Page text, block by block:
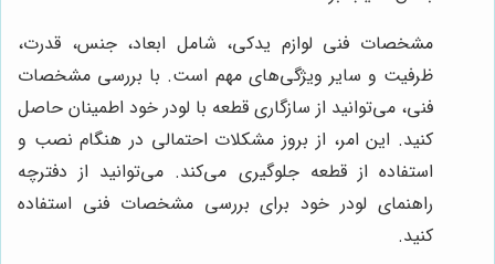
مشخصات فنی لوازم یدکی، شامل ابعاد، جنس، قدرت،
ظرفیت و سایر ویژگی‌های مهم است. با بررسی مشخصات
فنی، می‌توانید از سازگاری قطعه با لودر خود اطمینان حاصل
کنید. این امر، از بروز مشکلات احتمالی در هنگام نصب و
استفاده از قطعه جلوگیری می‌کند. می‌توانید از دفترچه
راهنمای لودر خود برای بررسی مشخصات فنی استفاده
کنید.